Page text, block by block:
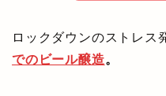
ロックダウンのストレス
でのビール醸造。